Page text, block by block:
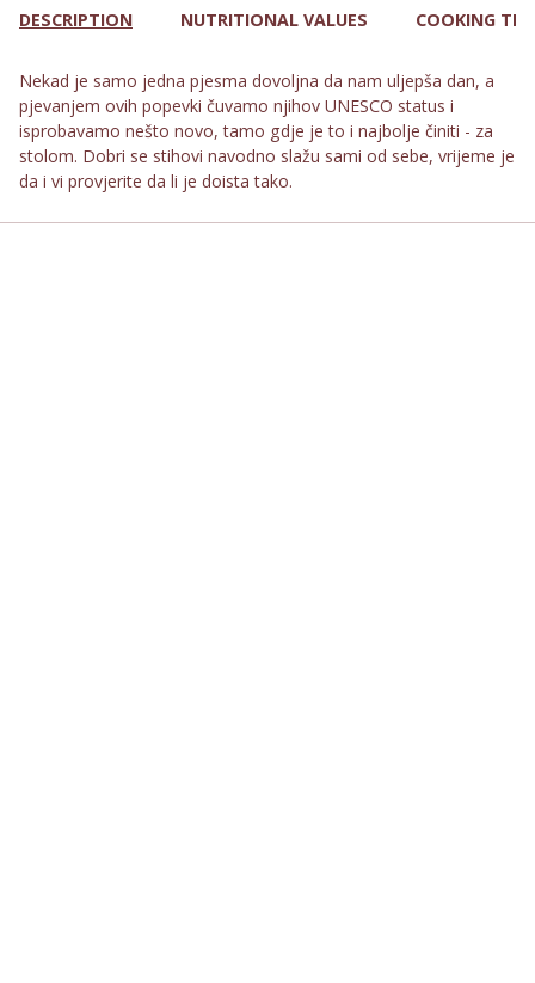
DESCRIPTION NUTRITIONAL VALUES COOKING
Nekad je samo jedna pjesma dovoljna da nam uljepša dan, a
pjevanjem ovih popevki čuvamo njihov UNESCO status i
isprobavamo nešto novo, tamo gdje je to i najbolje činiti - za
stolom. Dobri se stihovi navodno slažu sami od sebe, vrijeme je
da i vi provjerite da li je doista tako.